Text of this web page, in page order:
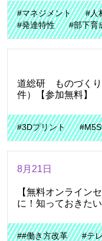
#マネジメント #人
#発達特性
#部下育
道総研 ものづくり
件）【参加無料】
#3Dプリント
8月21日
【無料オンライン
に！知っておきた
##働き方改革 #テ